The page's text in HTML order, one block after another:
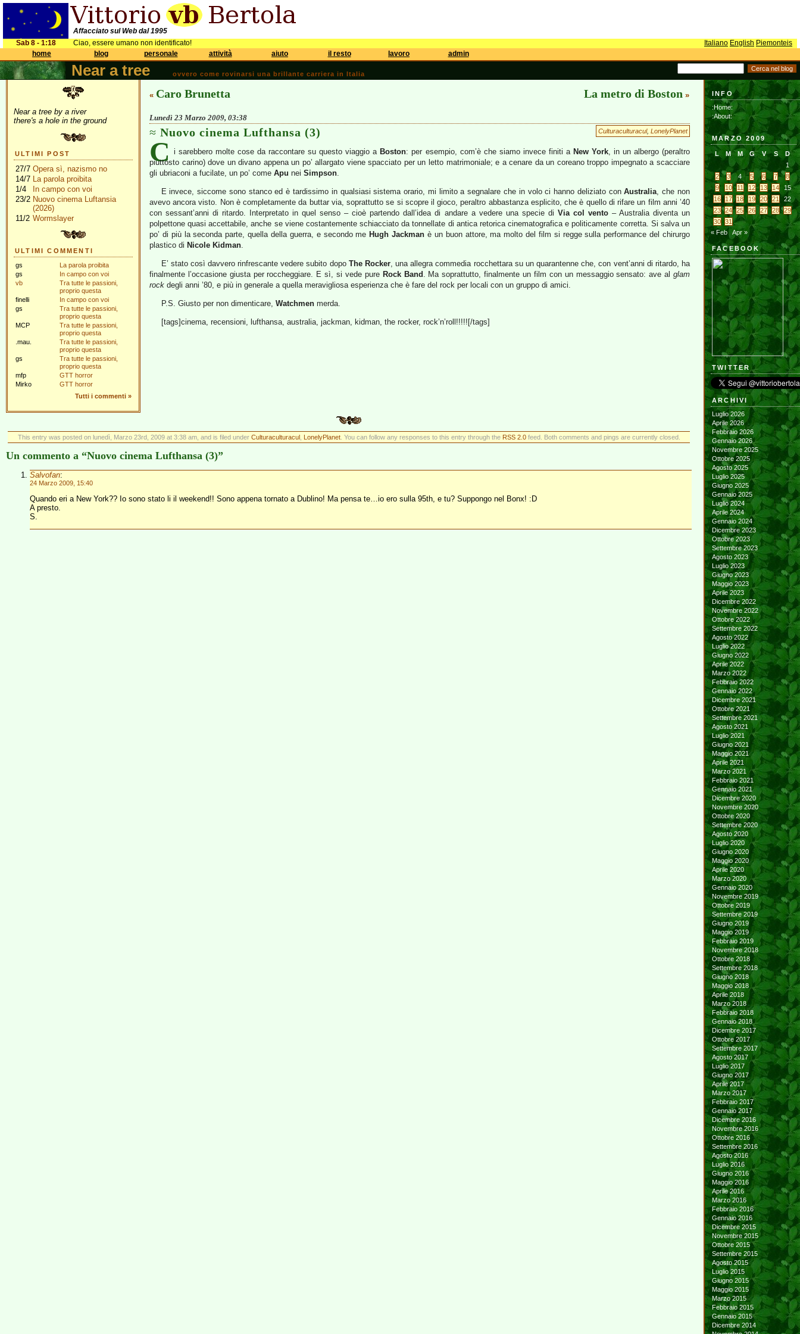
Affacciato sul Web dal 1995
Sab 8 - 1:18
Ciao, essere umano non identificato! Italiano English Piemonteis
home
blog personale attività aiuto il resto lavoro admin
Near a tree ovvero come rovinarsi una brillante carriera in Italia
Near a tree by a river
there's a hole in the ground
ULTIMI POST
27/7 Opera sì, nazismo no
14/7 La parola proibita
1/4
In campo con voi
23/2 Nuovo cinema Luftansia
(2026)
11/2 Wormslayer
ULTIMI COMMENTI
gs
La parola proibita
gs
In campo con voi
vb
Tra tutte le passioni,
proprio questa
finelli
In campo con voi
gs
Tra tutte le passioni,
proprio questa
MCP
Tra tutte le passioni,
proprio questa
.mau.
Tra tutte le passioni,
proprio questa
gs
Tra tutte le passioni,
proprio questa
mfp
GTT horror
Mirko
GTT horror
Tutti i commenti »
« Caro Brunetta La metro di Boston »
Lunedì 23 Marzo 2009, 03:38
Culturaculturacul, LonelyPlanet
Nuovo cinema Lufthansa (3)
C i sarebbero molte cose da raccontare su questo viaggio a Boston: per esempio, com’è che siamo invece finiti a New York, in un albergo (peraltro
piuttosto carino) dove un divano appena un po’ allargato viene spacciato per un letto matrimoniale; e a cenare da un coreano troppo impegnato a scacciare
gli ubriaconi a fucilate, un po’ come Apu nei Simpson.
E invece, siccome sono stanco ed è tardissimo in qualsiasi sistema orario, mi limito a segnalare che in volo ci hanno deliziato conAustralia, che non
avevo ancora visto. Non è completamente da buttar via, soprattutto se si scopre il gioco, peraltro abbastanza esplicito, che è quello di rifare un film anni ’40
con sessant’anni di ritardo. Interpretato in quel senso – cioè partendo dall’idea di andare a vedere una specie di Via col vento– Australia diventa un
polpettone quasi accettabile, anche se viene costantemente schiacciato da tonnellate di antica retorica cinematografica e politicamente corretta. Si salva un
po’ di più la seconda parte, quella della guerra, e secondo me Hugh Jackman è un buon attore, ma molto del film si regge sulla performance del chirurgo
plastico di Nicole Kidman.
E’ stato così davvero rinfrescante vedere subito dopo The Rocker, una allegra commedia rocchettara su un quarantenne che, con vent’anni di ritardo, ha
finalmente l’occasione giusta per roccheggiare. E sì, si vede pure Rock Band . Ma soprattutto, finalmente un film con un messaggio sensato: ave alglam
rock degli anni ’80, e più in generale a quella meravigliosa esperienza che è fare del rock per locali con un gruppo di amici.
P.S. Giusto per non dimenticare, Watchmenmerda.
[tags]cinema, recensioni, lufthansa, australia, jackman, kidman, the rocker, rock’n’roll!!!!![/tags]
This entry was posted on lunedì, Marzo 23rd, 2009 at 3:38 am, and is filed under Culturaculturacul, LonelyPlanet. You can follow any responses to this entry through the RSS 2.0feed. Both comments and pings are currently closed.
Un commento a “Nuovo cinema Lufthansa (3)”
Salvofan:
24 Marzo 2009, 15:40
Quando eri a New York?? Io sono stato li il weekend!! Sono appena tornato a Dublino! Ma pensa te…io ero sulla 95th, e tu? Suppongo nel Bonx! :D
A presto.
S.
INFO
:Home:
:About:
MARZO 2009
L M M G V S
D
1
2
3 4 5 6 7
8
9
10 11 12 13 14
15
16
17 18 19 20 21
22
23
24 25 26 27 28
29
30
31
« Feb
Apr »
FACEBOOK
TWITTER
ARCHIVI
Luglio 2026
Aprile 2026
Febbraio 2026
Gennaio 2026
Novembre 2025
Ottobre 2025
Agosto 2025
Luglio 2025
Giugno 2025
Gennaio 2025
Luglio 2024
Aprile 2024
Gennaio 2024
Dicembre 2023
Ottobre 2023
Settembre 2023
Agosto 2023
Luglio 2023
Giugno 2023
Maggio 2023
Aprile 2023
Dicembre 2022
Novembre 2022
Ottobre 2022
Settembre 2022
Agosto 2022
Luglio 2022
Giugno 2022
Aprile 2022
Marzo 2022
Febbraio 2022
Gennaio 2022
Dicembre 2021
Ottobre 2021
Settembre 2021
Agosto 2021
Luglio 2021
Giugno 2021
Maggio 2021
Aprile 2021
Marzo 2021
Febbraio 2021
Gennaio 2021
Dicembre 2020
Novembre 2020
Ottobre 2020
Settembre 2020
Agosto 2020
Luglio 2020
Giugno 2020
Maggio 2020
Aprile 2020
Marzo 2020
Gennaio 2020
Novembre 2019
Ottobre 2019
Settembre 2019
Giugno 2019
Maggio 2019
Febbraio 2019
Novembre 2018
Ottobre 2018
Settembre 2018
Giugno 2018
Maggio 2018
Aprile 2018
Marzo 2018
Febbraio 2018
Gennaio 2018
Dicembre 2017
Ottobre 2017
Settembre 2017
Agosto 2017
Luglio 2017
Giugno 2017
Aprile 2017
Marzo 2017
Febbraio 2017
Gennaio 2017
Dicembre 2016
Novembre 2016
Ottobre 2016
Settembre 2016
Agosto 2016
Luglio 2016
Giugno 2016
Maggio 2016
Aprile 2016
Marzo 2016
Febbraio 2016
Gennaio 2016
Dicembre 2015
Novembre 2015
Ottobre 2015
Settembre 2015
Agosto 2015
Luglio 2015
Giugno 2015
Maggio 2015
Marzo 2015
Febbraio 2015
Gennaio 2015
Dicembre 2014